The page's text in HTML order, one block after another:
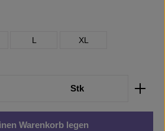
L
XL
den gewünschten Wert ein
Stk
Warenkorb legen